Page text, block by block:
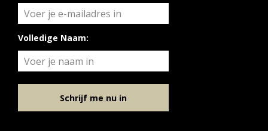
Volledige Naam:
Schrijf me nu in